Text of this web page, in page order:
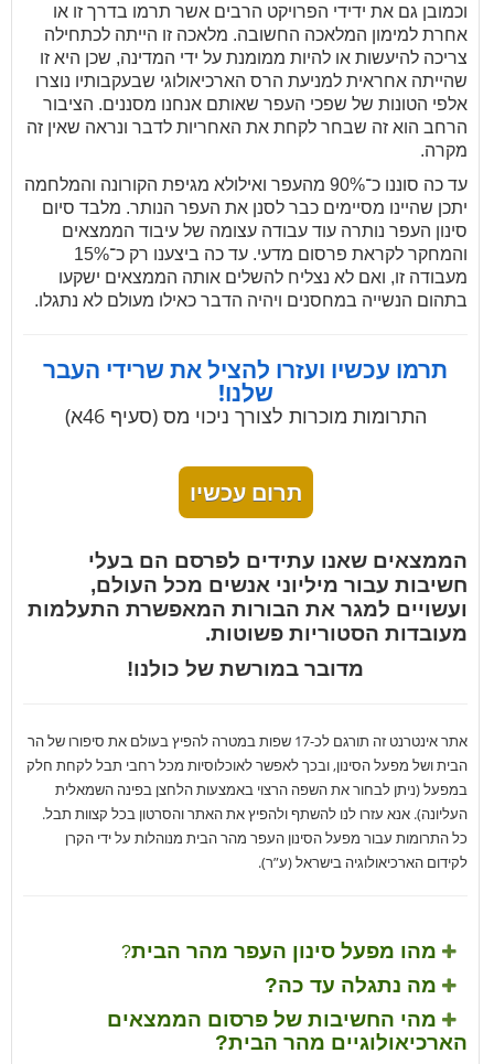
וכמובן גם את ידידי הפרויקט הרבים אשר תרמו בדרך זו או
אחרת למימון המלאכה החשובה. מלאכה זו הייתה לכתחילה
צריכה להיעשות או להיות ממומנת על ידי המדינה, שכן היא זו
שהייתה אחראית למניעת הרס הארכיאולוגי שבעקבותיו נוצרו
אלפי הטונות של שפכי העפר שאותם אנחנו מסננים. הציבור
הרחב הוא זה שבחר לקחת את האחריות לדבר ונראה שאין זה
מקרה.
עד כה סוננו כ־90% מהעפר ואילולא מגיפת הקורונה והמלחמה
יתכן שהיינו מסיימים כבר לסנן את העפר הנותר. מלבד סיום
סינון העפר נותרה עוד עבודה עצומה של עיבוד הממצאים
והמחקר לקראת פרסום מדעי. עד כה ביצענו רק כ־15%
מעבודה זו, ואם לא נצליח להשלים אותה הממצאים ישקעו
בתהום הנשייה במחסנים ויהיה הדבר כאילו מעולם לא נתגלו.
תרמו עכשיו ועזרו להציל את שרידי העבר
שלנו!
התרומות מוכרות לצורך ניכוי מס (סעיף 46א)
תרום עכשיו
הממצאים שאנו עתידים לפרסם הם בעלי
חשיבות עבור מיליוני אנשים מכל העולם,
ועשויים למגר את הבורות המאפשרת התעלמות
מעובדות הסטוריות פשוטות.
מדובר במורשת של כולנו!
אתר אינטרנט זה תורגם לכ-17 שפות במטרה להפיץ בעולם את סיפורו של הר
הבית ושל מפעל הסינון, ובכך לאפשר לאוכלוסיות מכל רחבי תבל לקחת חלק
במפעל (ניתן לבחור את השפה הרצוי באמצעות הלחצן בפינה השמאלית
העליונה). אנא עזרו לנו להשתף ולהפיץ את האתר והסרטון בכל קצוות תבל.
כל התרומות עבור מפעל הסינון העפר מהר הבית מנוהלות על ידי הקרן
לקידום הארכיאולוגיה בישראל (ע”ר).
מהו מפעל סינון העפר מהר הבית?
מה נתגלה עד כה?
מהי החשיבות של פרסום הממצאים
הארכיאולוגיים מהר הבית?